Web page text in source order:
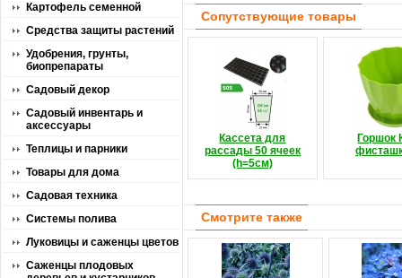
Картофель семенной
Средства защиты растений
Удобрения, грунты,
биопрепараты
Садовый декор
Садовый инвентарь и
аксессуары
Теплицы и парники
Товары для дома
Садовая техника
Системы полива
Луковицы и саженцы цветов
Саженцы плодовых
Сопутствующие товары
Кассета для
рассады 50 ячеек
(h=5см)
Горшок
Смотрите также